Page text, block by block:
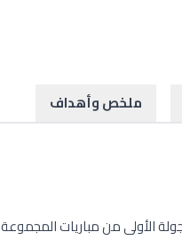
ملخص وأهداف
في لوسيرن بسويسرا، ضمن الجولة الأولى من مباريات المجموعة